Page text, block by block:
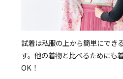
試着は私服の上から簡単にでき
す。他の着物と比べるためにも
OK！